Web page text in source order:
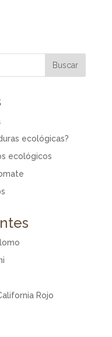
ecológicas?
ecológicos
Rojo